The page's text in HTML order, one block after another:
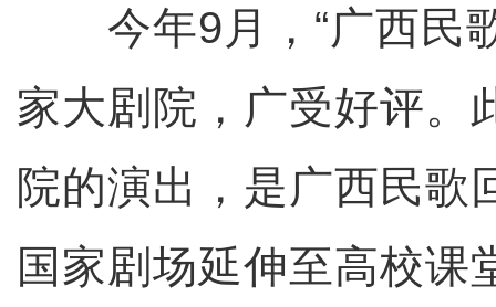
今年9月，“广西民
家大剧院，广受好评。
院的演出，是广西民歌
国家剧场延伸至高校课